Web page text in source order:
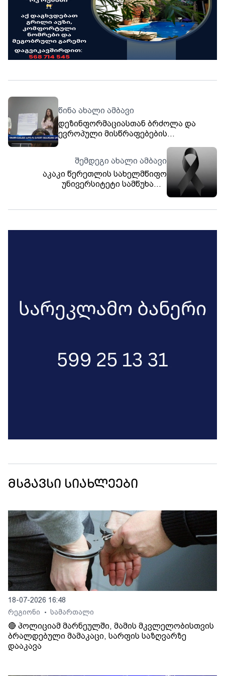
წინა ახალი ამბავი
დეზინფორმაციასთან ბრძოლა და
ევროპული მისწრაფებების
შემდეგი ახალი ამბავი
აკაკი წერეთლის სახელმწიფო
უნივერსიტეტი სამწუხარო
მსგავსი სიახლეები
18-07-2026 16:48
რეგიონი
• სამართალი
🔴 პოლიციამ მარნეულში, მამის მკვლელობისთვის
ბრალდებული მამაკაცი, სარფის საზღვარზე
დააკავა